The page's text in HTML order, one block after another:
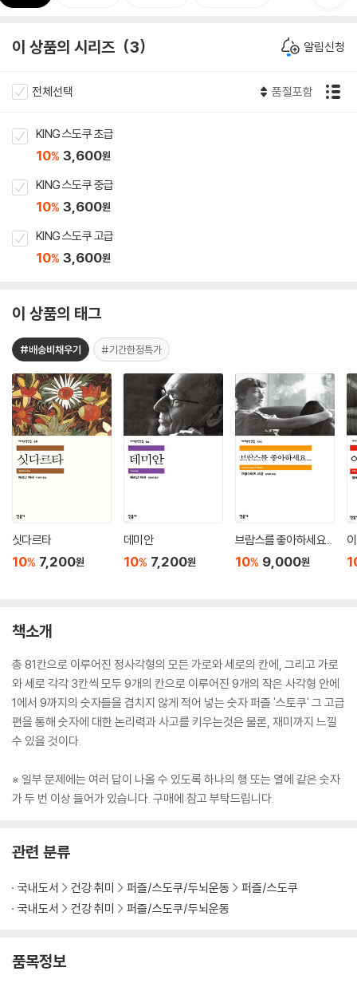
이 상품의 시리즈 3 알림신청
전체선택 품절포함
KING 스도쿠 초급
10% 3,600원
KING 스도쿠 중급
10% 3,600원
KING 스도쿠 고급
10% 3,600원
이 상품의 태그
#배송비채우기 #기간한정특가
싯다르타
10% 7,200원
데미안
10% 7,200원
브람스를 좋아하세요...
10% 9,000원
책소개
총 81칸으로 이루어진 정사각형의 모든 가로와 세로의 칸에, 그리고 가로
와 세로 각각 3칸씩 모두 9개의 칸으로 이루어진 9개의 작은 사각형 안에
1에서 9까지의 숫자들을 겹치지 않게 적어 넣는 숫자 퍼즐 '스토쿠' 그 고급
편을 통해 숫자에 대한 논리력과 사고를 키우는것은 물론, 재미까지 느낄
수 있을 것이다.
※ 일부 문제에는 여러 답이 나올 수 있도록 하나의 행 또는 열에 같은 숫자
가 두 번 이상 들어가 있습니다. 구매에 참고 부탁드립니다.
관련 분류
국내도서 건강 취미 퍼즐/스도쿠/두뇌운동
퍼즐/스도쿠
국내도서
건강 취미 퍼즐/스도쿠/두뇌운동
품목정보